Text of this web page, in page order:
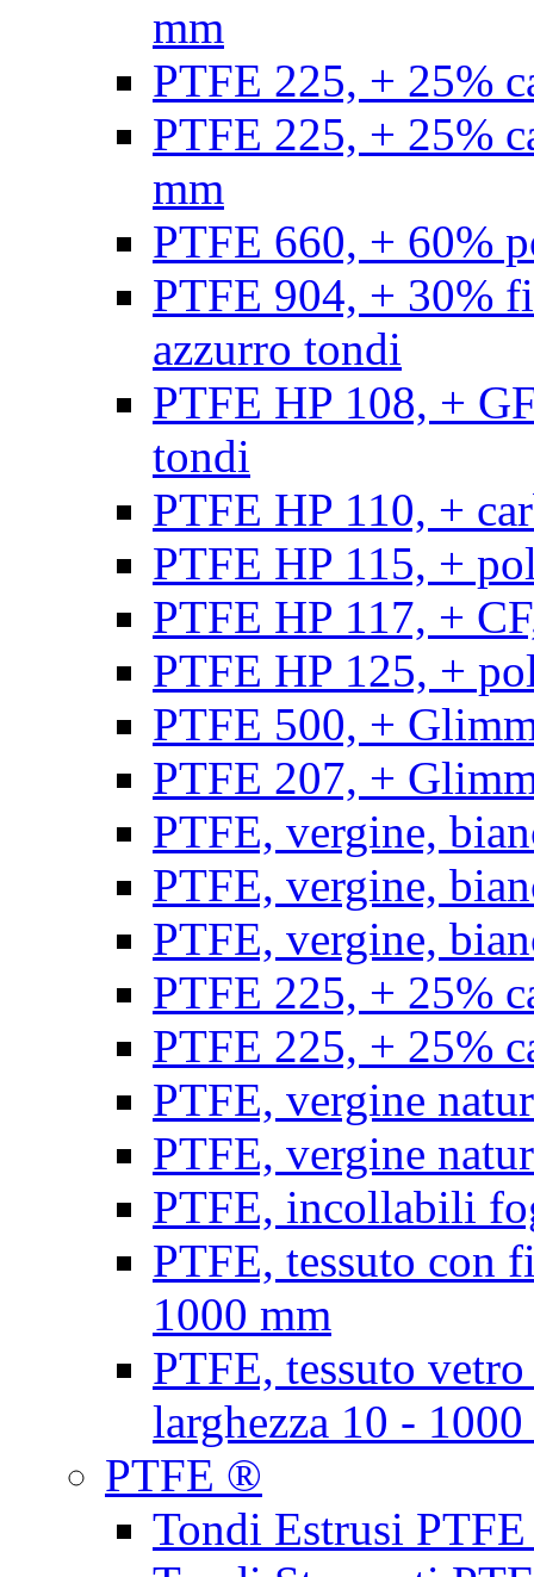
mm
PTFE 225, + 25%
PTFE 225, + 25%
mm
PTFE 660, + 60%
PTFE 904, + 30%
azzurro tondi
PTFE HP 108, +
tondi
PTFE HP 110, +
PTFE HP 115, +
PTFE HP 117, +
PTFE HP 125, +
PTFE 500, +
PTFE 207, +
PTFE, vergine,
PTFE, vergine,
PTFE, vergine,
PTFE 225, + 25%
PTFE 225, + 25%
PTFE, vergine
PTFE, vergine
PTFE, incollabili
PTFE, tessuto con
1000 mm
PTFE, tessuto
larghezza 10 -
PTFE ®
Tondi Estrusi